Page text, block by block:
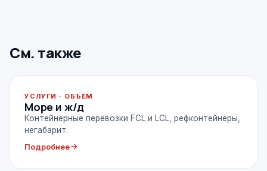
См. также
УСЛУГИ · ОБЪЁМ
Море и ж/д
Контейнерные перевозки FCL и LCL, рефконтейнеры,
негабарит.
Подробнее